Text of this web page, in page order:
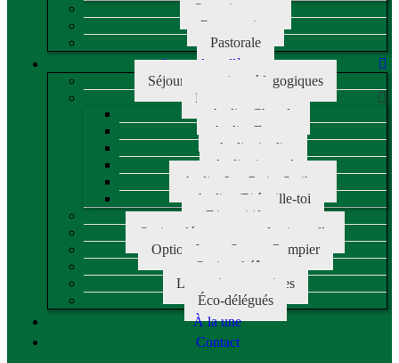
Organigramme
Restauration
Pastorale
Les + du collège
Séjours et sorties pédagogiques
Les ateliers
Atelier Chorale
Atelier Egypte
Atelier jardin
Atelier journal
Atelier Les Petits Scribes
Atelier (R)éveille-toi
Dispositifs
Option découverte professionnelle
Option Jeune Sapeur Pompier
Option théâtre
Les options sportives
Éco-délégués
À la une
Contact